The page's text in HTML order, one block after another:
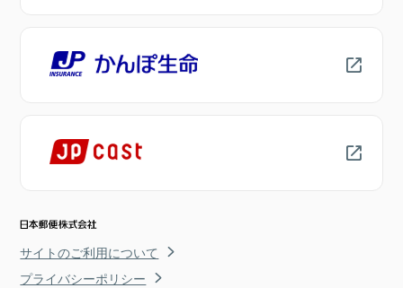
サイトのご利用について
プライバシーポリシー